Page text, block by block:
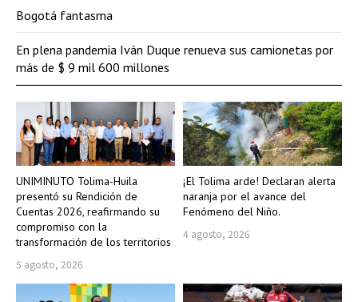
UNIMINUTO Tolima-Huila
presentó su Rendición de
Cuentas 2026, reafirmando su
compromiso con la
transformación de los territorios
5 agosto, 2026
¡El Tolima arde! Declaran alerta
naranja por el avance del
Fenómeno del Niño.
4 agosto, 2026
Bogotá fantasma
En plena pandemia Iván Duque renueva sus camionetas por
más de $ 9 mil 600 millones